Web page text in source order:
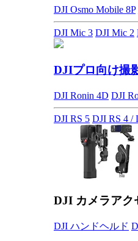
DJI Osmo Mobile 8P
DJI Mic 3 DJI Mic 2
DJIプロ向け撮
DJI Ronin 4D DJI
DJI RS 5 DJI RS 4 /
DJI カメラアク
DJI ハンドヘルド